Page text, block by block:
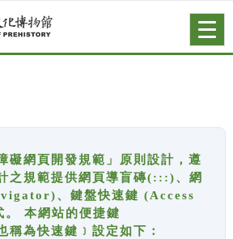
礙網頁開發規範」原則設計，遵
之規範提供網頁導盲磚(:::)、網
、鍵盤快速鍵 (Access
本網站的便捷鍵
稱為快速鍵﹞設定如下：